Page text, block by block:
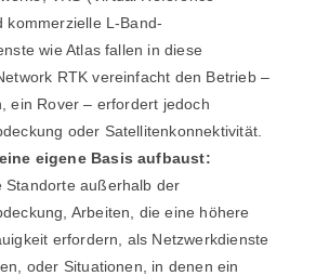
kommerzielle L-Band-
wie Atlas fallen in diese
RTK vereinfacht den Betrieb –
ein Rover – erfordert jedoch
oder Satellitenkonnektivität.
eigene Basis aufbaust:
Standorte außerhalb der
Arbeiten, die eine höhere
erfordern, als Netzwerkdienste
oder Situationen, in denen ein